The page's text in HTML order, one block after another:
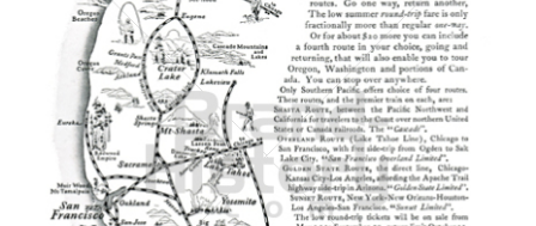
SOUTHERN PACIFIC Southern Pacific 1928